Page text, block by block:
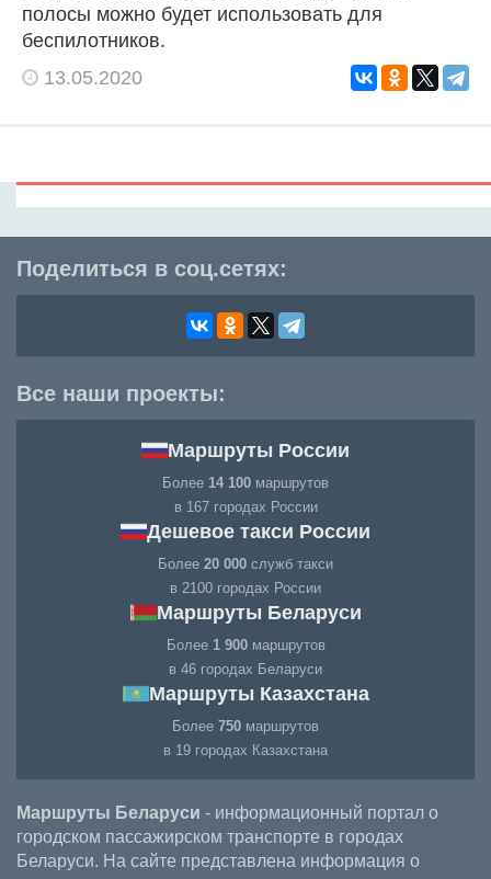
полосы можно будет использовать для
беспилотников.
13.05.2020
Поделиться в соц.сетях:
Все наши проекты:
Маршруты России
Более 14 100 маршрутов
в 167 городах России
Дешевое такси России
Более 20 000 служб такси
в 2100 городах России
Маршруты Беларуси
Более 1 900маршрутов
в 46 городах Беларуси
Маршруты Казахстана
Более 750 маршрутов
в 19 городах Казахстана
Маршруты Беларуси - информационный портал о
городском пассажирском транспорте в городах
Беларуси. На сайте представлена информация о